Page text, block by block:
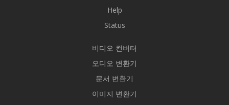
Help
Status
비디오 컨버터
오디오 변환기
문서 변환기
이미지 변환기